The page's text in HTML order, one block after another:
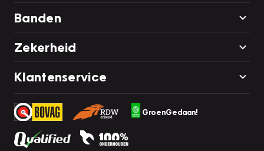
Banden
Zekerheid
Klantenservice
GroenGedaan!